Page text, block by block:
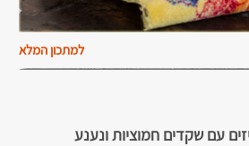
למתכון המלא
עם שקדים חמוציות ונענע